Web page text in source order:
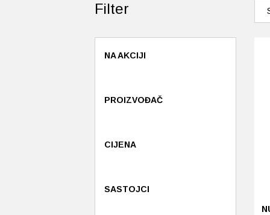
Filter
NA AKCIJI
PROIZVOĐAČ
CIJENA
SASTOJCI